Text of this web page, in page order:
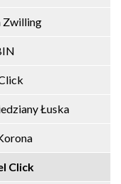
Zwilling
Łuska
Click